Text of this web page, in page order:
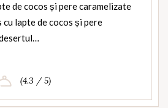
de cocos și pere caramelizate
cu lapte de cocos și pere
(4.3 / 5)